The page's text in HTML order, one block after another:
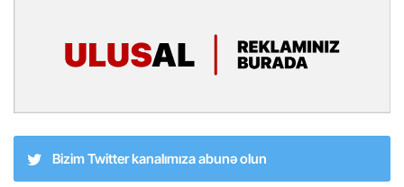
Bizim Twitter kanalımıza abunə olun